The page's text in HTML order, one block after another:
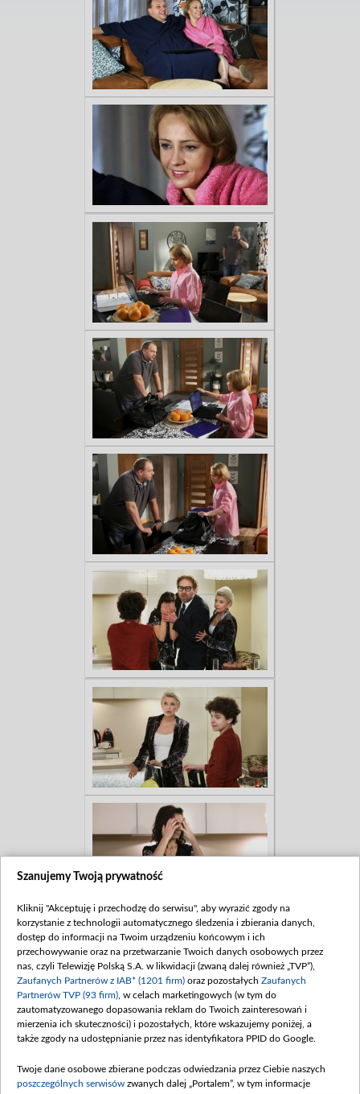
Szanujemy Twoją prywatność
Kliknij "Akceptuję i przechodzę do serwisu", aby wyrazić zgody na
korzystanie z technologii automatycznego śledzenia i zbierania danych,
dostęp do informacji na Twoim urządzeniu końcowym i ich
przechowywanie oraz na przetwarzanie Twoich danych osobowych przez
nas, czyli Telewizję Polską S.A. w likwidacji (zwaną dalej również „TVP”),
Zaufanych Partnerów z IAB* (1201 firm) oraz pozostałych Zaufanych
Partnerów TVP (93 firm) , w celach marketingowych (w tym do
zautomatyzowanego dopasowania reklam do Twoich zainteresowań i
mierzenia ich skuteczności) i pozostałych, które wskazujemy poniżej, a
także zgody na udostępnianie przez nas identyfikatora PPID do Google.
Twoje dane osobowe zbierane podczas odwiedzania przez Ciebie naszych
poszczególnych serwisów zwanych dalej „Portalem”, w tym informacje